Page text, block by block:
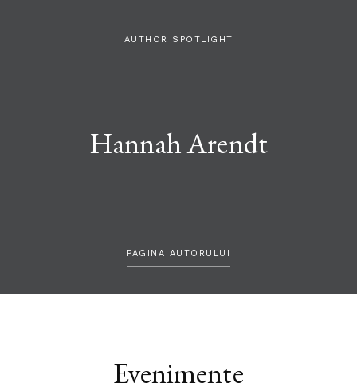
AUTHOR SPOTLIGHT
Hannah Arendt
PAGINA AUTORULUI
Evenimente